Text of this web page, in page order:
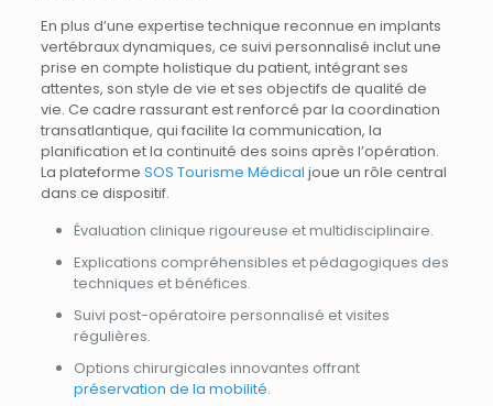
En plus d’une expertise technique reconnue en implants
vertébraux dynamiques, ce suivi personnalisé inclut une
prise en compte holistique du patient, intégrant ses
attentes, son style de vie et ses objectifs de qualité de
vie. Ce cadre rassurant est renforcé par la coordination
transatlantique, qui facilite la communication, la
planification et la continuité des soins après l’opération.
La plateforme SOS Tourisme Médical joue un rôle central
dans ce dispositif.
Évaluation clinique rigoureuse et multidisciplinaire.
Explications compréhensibles et pédagogiques des
techniques et bénéfices.
Suivi post-opératoire personnalisé et visites
régulières.
Options chirurgicales innovantes offrant
préservation de la mobilité.